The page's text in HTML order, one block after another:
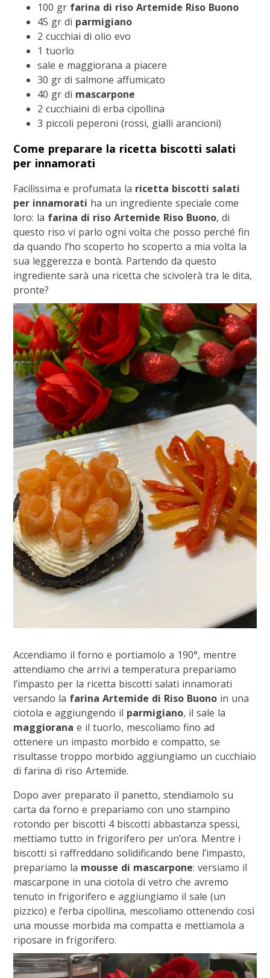
100 gr farina di riso Artemide Riso Buono
45 gr di parmigiano
2 cucchiai di olio evo
1 tuorlo
sale e maggiorana a piacere
30 gr di salmone affumicato
40 gr di mascarpone
2 cucchiaini di erba cipollina
3 piccoli peperoni (rossi, gialli arancioni)
Come preparare la ricetta biscotti salati
per innamorati
Facilissima e profumata la ricetta biscotti salati
per innamorati ha un ingrediente speciale come
loro: la farina di riso Artemide Riso Buono, di
questo riso vi parlo ogni volta che posso perché fin
da quando l’ho scoperto ho scoperto a mia volta la
sua leggerezza e bontà. Partendo da questo
ingrediente sarà una ricetta che scivolerà tra le dita,
pronte?
Accendiamo il forno e portiamolo a 190°, mentre
attendiamo che arrivi a temperatura prepariamo
l’impasto per la ricetta biscotti salati innamorati
versando la farina Artemide di Riso Buono in una
ciotola e aggiungendo il parmigiano, il sale la
maggiorana e il tuorlo, mescoliamo fino ad
ottenere un impasto morbido e compatto, se
risultasse troppo morbido aggiungiamo un cucchiaio
di farina di riso Artemide.
Dopo aver preparato il panetto, stendiamolo su
carta da forno e prepariamo con uno stampino
rotondo per biscotti 4 biscotti abbastanza spessi,
mettiamo tutto in frigorifero per un’ora. Mentre i
biscotti si raffreddano solidificando bene l’impasto,
prepariamo la mousse di mascarpone: versiamo il
mascarpone in una ciotola di vetro che avremo
tenuto in frigorifero e aggiungiamo il sale (un
pizzico) e l’erba cipollina, mescoliamo ottenendo così
una mousse morbida ma compatta e mettiamola a
riposare in frigorifero.